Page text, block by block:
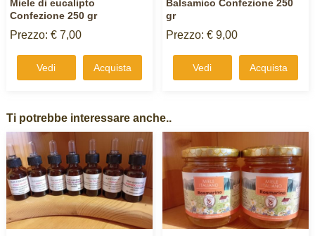
Miele di eucalipto
Confezione 250 gr
Prezzo: € 7,00
Vedi Acquista
Balsamico Confezione 250
gr
Prezzo: € 9,00
Vedi Acquista
Ti potrebbe interessare anche..